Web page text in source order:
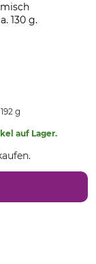
130 g.
g
auf Lager.